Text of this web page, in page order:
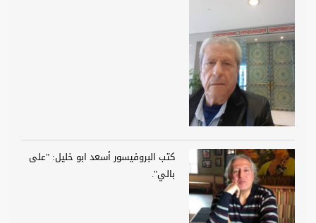
كتب البروفيسور أسعد ابو خليل: "على
بالي".